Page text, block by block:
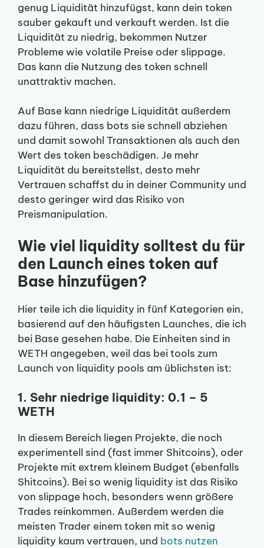
genug Liquidität hinzufügst, kann dein token
sauber gekauft und verkauft werden. Ist die
Liquidität zu niedrig, bekommen Nutzer
Probleme wie volatile Preise oder slippage.
Das kann die Nutzung des token schnell
unattraktiv machen.
Auf Base kann niedrige Liquidität außerdem
dazu führen, dass bots sie schnell abziehen
und damit sowohl Transaktionen als auch den
Wert des token beschädigen. Je mehr
Liquidität du bereitstellst, desto mehr
Vertrauen schaffst du in deiner Community und
desto geringer wird das Risiko von
Preismanipulation.
Wie viel liquidity solltest du für
den Launch eines token auf
Base hinzufügen?
Hier teile ich die liquidity in fünf Kategorien ein,
basierend auf den häufigsten Launches, die ich
bei Base gesehen habe. Die Einheiten sind in
WETH angegeben, weil das bei tools zum
Launch von liquidity pools am üblichsten ist:
1. Sehr niedrige liquidity: 0.1 – 5
WETH
In diesem Bereich liegen Projekte, die noch
experimentell sind (fast immer Shitcoins), oder
Projekte mit extrem kleinem Budget (ebenfalls
Shitcoins). Bei so wenig liquidity ist das Risiko
von slippage hoch, besonders wenn größere
Trades reinkommen. Außerdem werden die
meisten Trader einem token mit so wenig
liquidity kaum vertrauen, und bots nutzen